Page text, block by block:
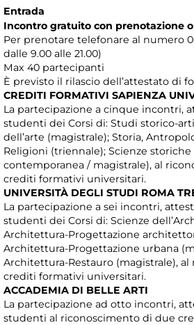
Entrada
Incontro gratuito con prenotazione
Per prenotare telefonare al numero
dalle 9.00 alle 21.00)
Max 40 partecipanti
È previsto il rilascio dell’attestato di
CREDITI FORMATIVI SAPIENZA
La partecipazione a cinque incontri,
studenti dei Corsi di: Studi storico-
dell’arte (magistrale); Storia,
Religioni (triennale); Scienze
contemporanea / magistrale), al
crediti formativi universitari.
UNIVERSITÀ DEGLI STUDI ROMA
La partecipazione a sei incontri,
studenti dei Corsi di: Scienze
Architettura-Progettazione
Architettura-Progettazione urbana
Architettura-Restauro (magistrale),
crediti formativi universitari.
ACCADEMIA DI BELLE ARTI
La partecipazione ad otto incontri,
studenti al riconoscimento di due